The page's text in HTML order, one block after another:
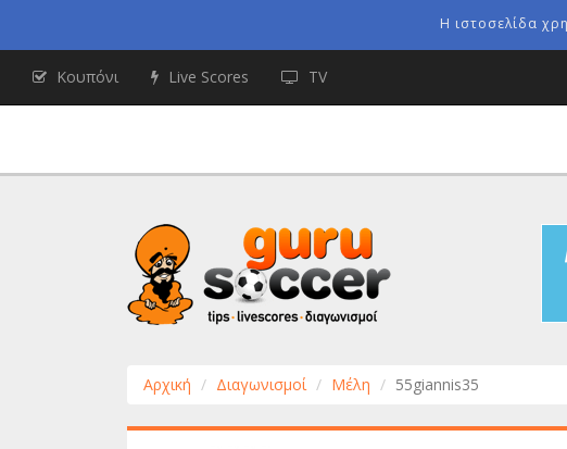
Η ιστοσελίδα
Αρχική Διαγωνισμοί Μέλη 55giannis35
Κουπόνι Live Scores TV